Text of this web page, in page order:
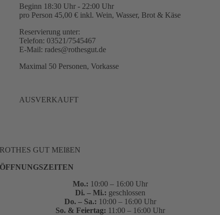
Beginn 18:30 Uhr - 22:00 Uhr
pro Person 45,00 € inkl. Wein, Wasser, Brot & Käse
Reservierung unter:
Telefon: 03521/7545467
E-Mail: rades@rothesgut.de
Maximal 50 Personen, Vorkasse
AUSVERKAUFT
ROTHES GUT MEIßEN
ÖFFNUNGSZEITEN
Mo.: 10:00 – 16:00 Uhr
Di. – Mi.: geschlossen
Do. – Sa.: 10:00 – 16:00 Uhr
So. & Feiertag: 11:00 – 16:00 Uhr